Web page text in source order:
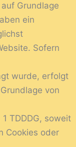
Grundlage
ein
Sofern
wurde, erfolgt
von
TDDDG, soweit
Cookies oder